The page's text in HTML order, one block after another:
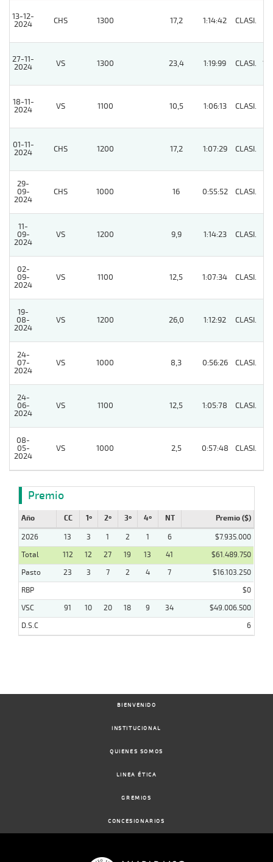
13-12-
2024
CHS 1300 17,2 1:14:42 CLASI.
27-11-
2024
VS 1300 23,4 1:19:99 CLASI. 12
18-11-
2024
VS 1100 10,5 1:06:13 CLASI.
01-11-
2024
CHS 1200 17,2 1:07:29 CLASI.
29-
09-
2024
CHS 1000 16 0:55:52 CLASI.
11-
09-
2024
VS 1200 9,9 1:14:23 CLASI.
02-
09-
2024
VS 1100 12,5 1:07:34 CLASI.
19-
08-
2024
VS 1200 26,0 1:12:92 CLASI.
24-
07-
2024
VS 1000 8,3 0:56:26 CLASI.
24-
06-
2024
VS 1100 12,5 1:05:78 CLASI.
08-
05-
2024
VS 1000 2,5 0:57:48 CLASI.
Premio
Año CC 1º 2º 3º 4º NT Premio ($)
2026 13 3 1 2 1 6
$7.935.000
Total
112 12 27 19 13 41
$61.489.750
Pasto
23 3 7 2 4 7
$16.103.250
RBP
$0
VSC
91 10 20 18 9 34
$49.006.500
D.S.C
6
BIENVENIDO
INSTITUCIONAL
QUIENES SOMOS
LINEA ÉTICA
GREMIOS
CONCESIONARIOS